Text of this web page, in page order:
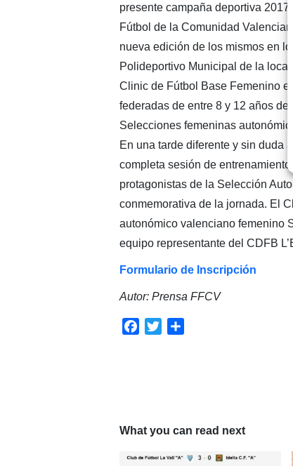
presente campaña deportiva
Fútbol de la Comunidad
nueva edición de los mismos en
Polideportivo Municipal de la
Clinic de Fútbol Base Femenino
federadas de entre 8 y 12 años
Selecciones femeninas
En una tarde diferente y sin duda
completa sesión de
protagonistas de la Selección
conmemorativa de la jornada. El
autonómico valenciano femenino
equipo representante del CDFB
Formulario de Inscripción
Autor: Prensa FFCV
Facebook
Twitter
What you can read next